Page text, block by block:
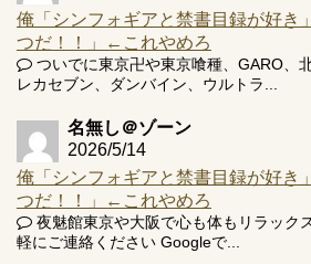
俺「シンフォギアと禁書目録が好き
つだ！！」←これやめろ
ついでに東京卍や東京喰種、GARO、
レカセブン、ダンバイン、ウルトラ...
名無し＠ゾーン
2026/5/14
俺「シンフォギアと禁書目録が好き
つだ！！」←これやめろ
夜魅館東京や大阪で心も体もリラック
軽にご連絡ください Googleで...